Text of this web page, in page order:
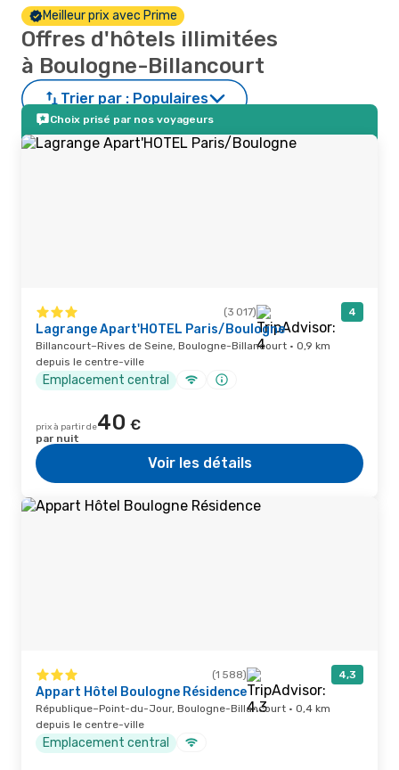
Meilleur prix avec Prime
Offres d'hôtels illimitées
à Boulogne-Billancourt
Trier par : Populaires
Choix prisé par nos voyageurs
(3 017) 4
Lagrange Apart'HOTEL Paris/Boulogne
Billancourt–Rives de Seine, Boulogne-Billancourt · 0,9 km
depuis le centre-ville
Emplacement central
prix à partir de40 €
par nuit
Voir les détails
(1 588) 4,3
Appart Hôtel Boulogne Résidence
République–Point-du-Jour, Boulogne-Billancourt · 0,4 km
depuis le centre-ville
Emplacement central